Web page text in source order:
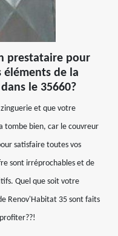
prestataire pour
de la
le 35660?
zinguerie et que votre
tombe bien, car le couvreur
satisfaire toutes vos
sont irréprochables et de
Quel que soit votre
Renov'Habitat 35 sont faits